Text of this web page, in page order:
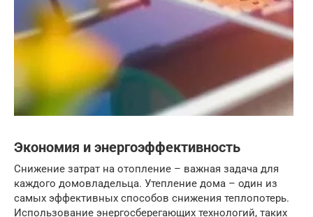
Экономия и энергоэффективность
Снижение затрат на отопление – важная задача для
каждого домовладельца. Утепление дома – один из
самых эффективных способов снижения теплопотерь.
Использование энергосберегающих технологий, таких